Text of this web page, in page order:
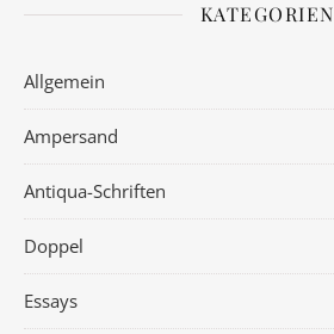
KATEGORIEN
Allgemein
Ampersand
Antiqua-Schriften
Doppel
Essays